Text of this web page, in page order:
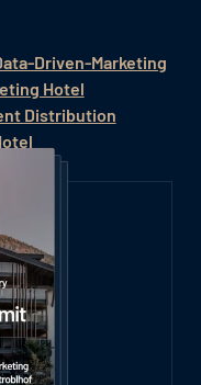
Driven-Marketing
Hotel
Distribution